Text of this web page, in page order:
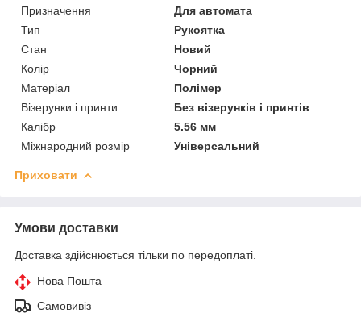
Призначення
Для автомата
Тип
Рукоятка
Стан
Новий
Колір
Чорний
Матеріал
Полімер
Візерунки і принти
Без візерунків і принтів
Калібр
5.56 мм
Міжнародний розмір
Універсальний
Приховати
Умови доставки
Доставка здійснюється тільки по передоплаті.
Нова Пошта
Самовивіз